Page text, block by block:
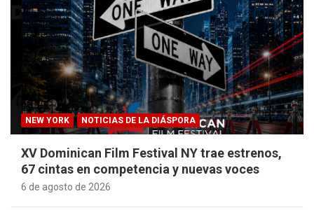
NEW YORK NOTICIAS DE LA DIÁSPORA
XV Dominican Film Festival NY trae estrenos,
67 cintas en competencia y nuevas voces
6 de agosto de 2026